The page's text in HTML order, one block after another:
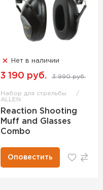
Нет в наличии
3 190 руб. 3 990 руб.
Набор для стрельбы
ALLEN
Reaction Shooting
Muff and Glasses
Combo
Оповестить